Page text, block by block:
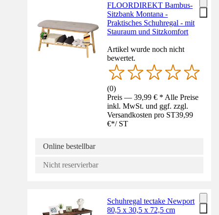
FLOORDIREKT Bambus-
Sitzbank Montana -
Praktisches Schuhregal - mit
Stauraum und Sitzkomfort
Artikel wurde noch nicht
bewertet.
(0)
Preis — 39,99 € * Alle Preise
inkl. MwSt. und ggf. zzgl.
Versandkosten pro ST39,99
€*/ ST
Online bestellbar
Nicht reservierbar
Schuhregal tectake Newport
80,5 x 30,5 x 72,5 cm